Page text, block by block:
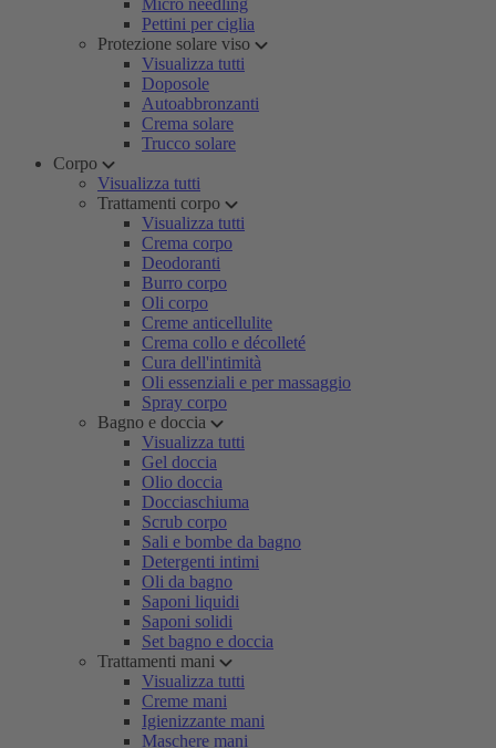
Micro needling
Pettini per ciglia
Protezione solare viso
Visualizza tutti
Doposole
Autoabbronzanti
Crema solare
Trucco solare
Corpo
Visualizza tutti
Trattamenti corpo
Visualizza tutti
Crema corpo
Deodoranti
Burro corpo
Oli corpo
Creme anticellulite
Crema collo e décolleté
Cura dell'intimità
Oli essenziali e per massaggio
Spray corpo
Bagno e doccia
Visualizza tutti
Gel doccia
Olio doccia
Docciaschiuma
Scrub corpo
Sali e bombe da bagno
Detergenti intimi
Oli da bagno
Saponi liquidi
Saponi solidi
Set bagno e doccia
Trattamenti mani
Visualizza tutti
Creme mani
Igienizzante mani
Maschere mani